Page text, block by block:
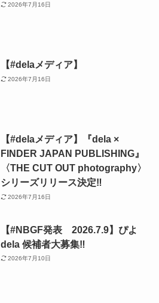
2026年7月16日
【#delaメディア】
2026年7月16日
【#delaメディア】『dela ×
FINDER JAPAN PUBLISHING』
〈THE CUT OUT photography〉
シリーズリリース決定‼️
2026年7月16日
【#NBGF発表 2026.7.9】ぴよ
dela 候補者大募集‼️
2026年7月10日